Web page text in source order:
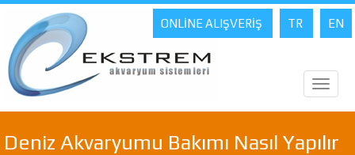
ONLİNE ALIŞVERİŞ TR EN
Toggle
Deniz Akvaryumu Bakımı Nasıl Yapılır